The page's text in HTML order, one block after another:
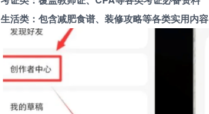
生活类：包含减肥食谱、装修攻略等各类实用内容